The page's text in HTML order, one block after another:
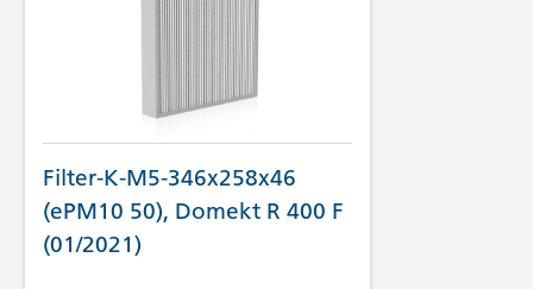
Filter-K-M5-346x258x46
(ePM10 50), Domekt R 400 F
(01/2021)